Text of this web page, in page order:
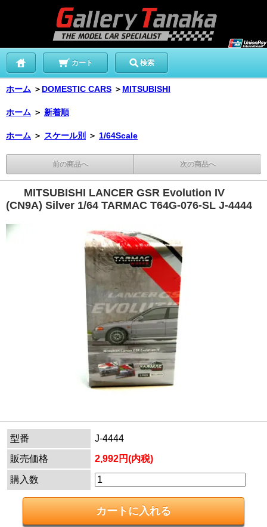
カート 検索
ホーム ＞ DOMESTIC CARS ＞ MITSUBISHI
ホーム ＞ 新着順
ホーム ＞ スケール別 ＞ 1/64Scale
前の商品へ 次の商品へ
MITSUBISHI LANCER GSR Evolution IV
(CN9A) Silver 1/64 TARMAC T64G-076-SL J-4444
型番
J-4444
販売価格
2,992円(内税)
購入数